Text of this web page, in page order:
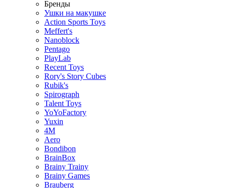
Бренды
Ушки на макушке
Action Sports Toys
Meffert's
Nanoblock
Pentago
PlayLab
Recent Toys
Rory's Story Cubes
Rubik's
Spirograph
Talent Toys
YoYoFactory
Yuxin
4M
Aero
Bondibon
BrainBox
Brainy Trainy
Brainy Games
Brauberg